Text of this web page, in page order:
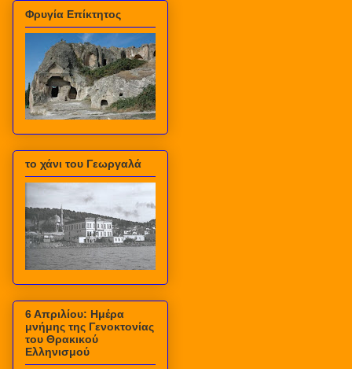
Φρυγία Επίκτητος
το χάνι του Γεωργαλά
6 Απριλίου: Ημέρα
μνήμης της Γενοκτονίας
του Θρακικού
Ελληνισμού